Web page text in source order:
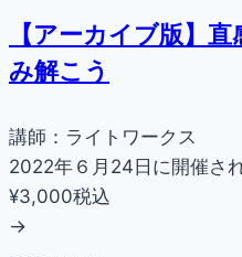
【アーカイブ版】
み解こう
講師：ライトワークス
2022年６月24日に開催さ
¥3,000税込
→